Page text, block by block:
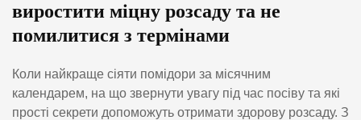
виростити міцну розсаду та не
помилитися з термінами
Коли найкраще сіяти помідори за місячним
календарем, на що звернути увагу під час посіву та які
прості секрети допоможуть отримати здорову розсаду. З